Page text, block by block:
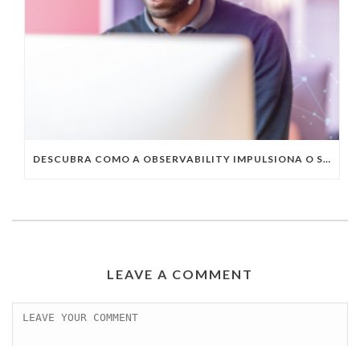
DESCUBRA COMO A OBSERVABILITY IMPULSIONA O SUCESSO DO SEU NEGÓCIO
LEAVE A COMMENT